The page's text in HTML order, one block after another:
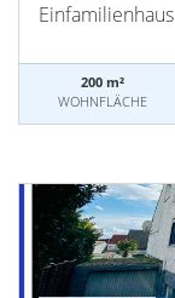
Einfamilienhaus
200 m²
WOHNFLÄCHE